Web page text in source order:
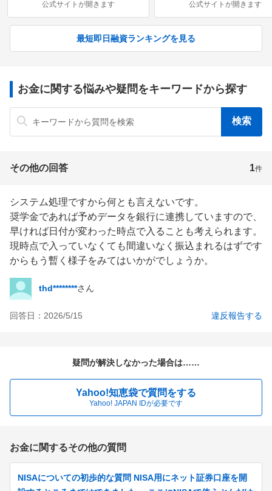
公式サイトが開きます 公式サイトが開きます
最短即日融資ランキングを見る
お金に関する悩みや疑問をキーワードから探す
その他の回答 1件
システム処理ですから何とも言えないです。
奨学金であれば予めデータを銀行に連携していますので、
早ければ日付が変わった時点で入ることも考えられます。
現時点で入っていなくても間違いなく振込まれるはずです
からもう暫く様子をみてはいかがでしょうか。
thd********さん
回答日： 2026/5/15 違反報告する
疑問が解決しなかった場合は……
Yahoo!知恵袋で質問をする
Yahoo! JAPAN IDが必要です
お金に関するその他の質問
NISAについての初歩的な質問 NISA用にネット証券口座を開